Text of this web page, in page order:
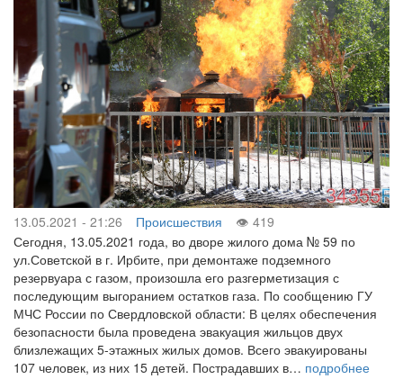
13.05.2021 - 21:26 Происшествия
419
Сегодня, 13.05.2021 года, во дворе жилого дома № 59 по
ул.Советской в г. Ирбите, при демонтаже подземного
резервуара с газом, произошла его разгерметизация с
последующим выгоранием остатков газа. По сообщению ГУ
МЧС России по Свердловской области: В целях обеспечения
безопасности была проведена эвакуация жильцов двух
близлежащих 5-этажных жилых домов. Всего эвакуированы
107 человек, из них 15 детей. Пострадавших в… подробнее